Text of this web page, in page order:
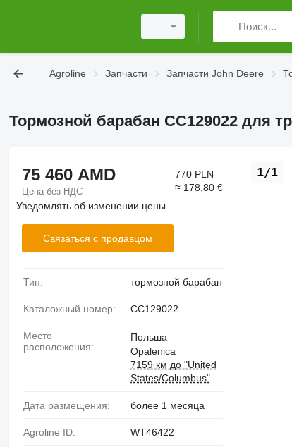
Agroline Запчасти Запчасти John Deere
Тормозной барабан CC129022 для
1/1
75 460 AMD
Цена без НДС
770 PLN
≈ 178,80 €
Уведомлять об изменении цены
Связаться с продавцом
Тип: тормозной барабан
Каталожный номер: CC129022
Место
расположения:
Польша
Opalenica
7159 км до "United
States/Columbus"
Дата размещения: более 1 месяца
Agroline ID: WT46422